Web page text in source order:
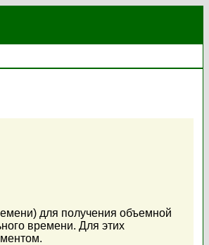
для получения объемной
времени. Для этих